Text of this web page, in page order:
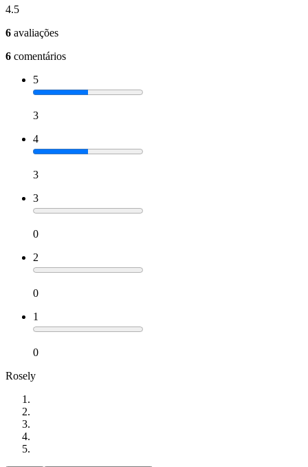
4.5
6 avaliações
6 comentários
5
3
4
3
3
0
2
0
1
0
Rosely